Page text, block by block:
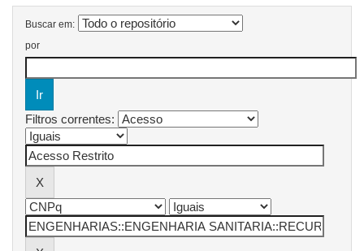
Buscar em:
por
Filtros correntes: